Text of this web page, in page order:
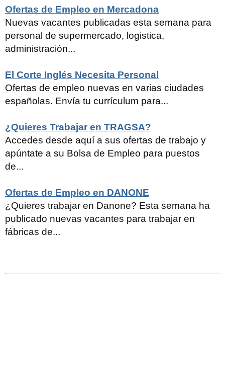
Ofertas de Empleo en Mercadona
Nuevas vacantes publicadas esta semana para
personal de supermercado, logistica,
administración...
El Corte Inglés Necesita Personal
Ofertas de empleo nuevas en varias ciudades
españolas. Envía tu currículum para...
¿Quieres Trabajar en TRAGSA?
Accedes desde aquí a sus ofertas de trabajo y
apúntate a su Bolsa de Empleo para puestos
de...
Ofertas de Empleo en DANONE
¿Quieres trabajar en Danone? Esta semana ha
publicado nuevas vacantes para trabajar en
fábricas de...